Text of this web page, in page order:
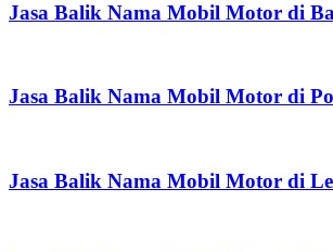
Jasa Balik Nama Mobil Motor di
Jasa Balik Nama Mobil Motor di
Jasa Balik Nama Mobil Motor di